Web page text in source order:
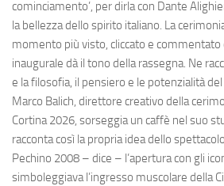
cominciamento’, per dirla con Dante
la bellezza dello spirito italiano. La
momento più visto, cliccato e commentato
inaugurale dà il tono della rassegna. Ne
e la filosofia, il pensiero e le potenzialità
Marco Balich, direttore creativo della
Cortina 2026, sorseggia un caffè nel suo
racconta così la propria idea dello
Pechino 2008 – dice – l’apertura con gli
simboleggiava l’ingresso muscolare della